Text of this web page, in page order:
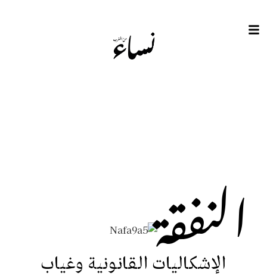
النفقة
الإشكاليات القانونية وغياب